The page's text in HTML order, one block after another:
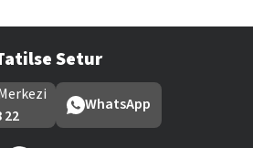
Setur
22
WhatsApp